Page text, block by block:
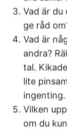
Vad är du
ge råd
Vad är
andra?
tal.
lite
ingenting.
Vilken
om du